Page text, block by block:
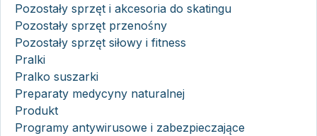
Pozostały sprzęt i akcesoria do skatingu
Pozostały sprzęt przenośny
Pozostały sprzęt siłowy i fitness
Pralki
Pralko suszarki
Preparaty medycyny naturalnej
Produkt
Programy antywirusowe i zabezpieczające